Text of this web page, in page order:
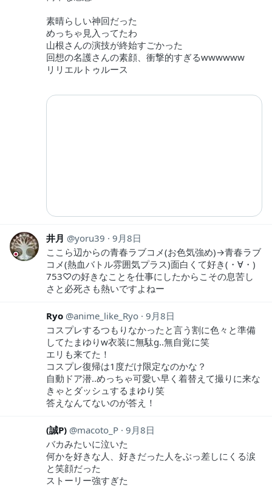
素晴らしい神回だった
めっちゃ見入ってたわ
山根さんの演技が終始すごかった
回想の名護さんの素顔、衝撃的すぎるwwwwww
リリエルトゥルース
井月 yoru39
9月8日
ここら辺からの青春ラブコメ(お色気強め)→青春ラブ
コメ(熱血バトル雰囲気プラス)面白くて好き(⁠・⁠∀⁠・⁠)
753♡の好きなことを仕事にしたからこその息苦し
さと必死さも熱いですよねー
Ryo anime_like_Ryo 9月8日
コスプレするつもりなかったと言う割に色々と準備
してたまゆりw衣装に無駄g..無自覚に笑
エリも来てた！
コスプレ復帰は1度だけ限定なのかな？
自動ドア潜..めっちゃ可愛い早く着替えて撮りに来な
きゃとダッシュするまゆり笑
答えなんてないのが答え！
(誠P) macoto_P 9月8日
バカみたいに泣いた
何かを好きな人、好きだった人をぶっ差しにくる涙
と笑顔だった
ストーリー強すぎた